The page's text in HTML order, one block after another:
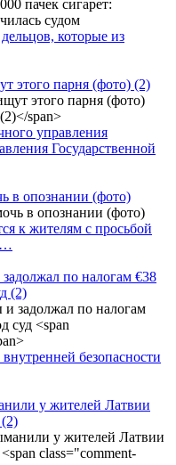
которые из
этого парня (фото) (2)
управления
Государственной
в опознании (фото)
к жителям с просьбой
по налогам €38
(2)
безопасности
у жителей Латвии
(2)